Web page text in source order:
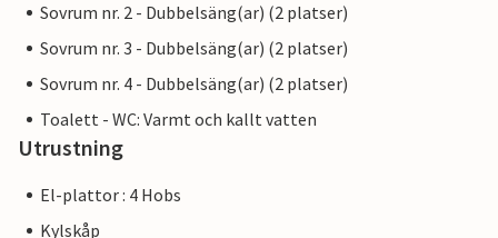
Sovrum nr. 2 - Dubbelsäng(ar) (2 platser)
Sovrum nr. 3 - Dubbelsäng(ar) (2 platser)
Sovrum nr. 4 - Dubbelsäng(ar) (2 platser)
Toalett - WC: Varmt och kallt vatten
Utrustning
El-plattor : 4 Hobs
Kylskåp